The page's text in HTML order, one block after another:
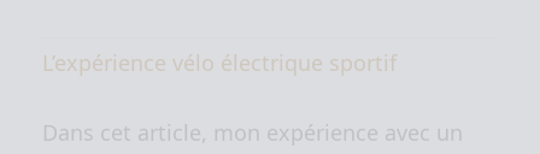
L’expérience vélo électrique sportif
Dans cet article, mon expérience avec un